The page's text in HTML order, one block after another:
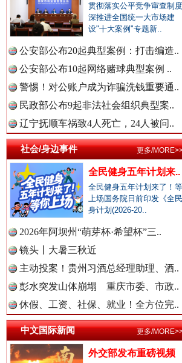
中国公共
中国法制
中国法治
中国法院
中国检察
中国医药
“后车司机肯定在骂我”
世界屋脊 天路回响
贯彻落实公平竞争审查制
深推进全国统一大市场建
设"十大案例"专题新..
公安部公布20起典型案例：打击编造..
公安部公布10起网络赌球典型案例 ..
警惕！对公账户成为诈骗洗钱重要通..
民政部公布9起非法社会组织典型案..
辽宁抚顺车祸致4人死亡，24人被问..
社会/身边事件
全民健身五年计划来..
全民健身五年计划来了！
上场国务院日前印发《全
身计划(2026-20..
2026年阿坝州“萌芽杯·希望杯”三..
镜头丨大暑三秋近
主动投案！贵州习酒总经理助理、酒..
彭水突发山体崩塌 重庆市委、市政..
休假、工资、社保、就业！全方位完..
更多/
中文国际新闻
外交部发布重磅视频
更多/